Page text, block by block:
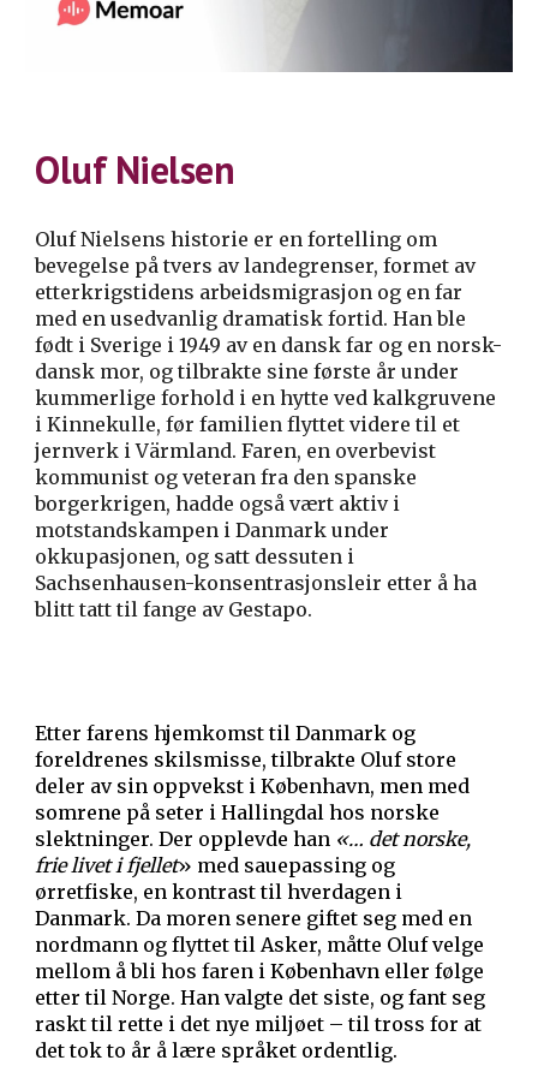
Oluf Nielsen
Oluf Nielsens historie er en fortelling om
bevegelse på tvers av landegrenser, formet av
etterkrigstidens arbeidsmigrasjon og en far
med en usedvanlig dramatisk fortid. Han ble
født i Sverige i 1949 av en dansk far og en norsk-
dansk mor, og tilbrakte sine første år under
kummerlige forhold i en hytte ved kalkgruvene
i Kinnekulle, før familien flyttet videre til et
jernverk i Värmland. Faren, en overbevist
kommunist og veteran fra den spanske
borgerkrigen, hadde også vært aktiv i
motstandskampen i Danmark under
okkupasjonen, og satt dessuten i
Sachsenhausen-konsentrasjonsleir etter å ha
blitt tatt til fange av Gestapo.
Etter farens hjemkomst til Danmark og
foreldrenes skilsmisse, tilbrakte Oluf store
deler av sin oppvekst i København, men med
somrene på seter i Hallingdal hos norske
slektninger. Der opplevde han «… det norske,
frie livet i fjellet» med sauepassing og
ørretfiske, en kontrast til hverdagen i
Danmark. Da moren senere giftet seg med en
nordmann og flyttet til Asker, måtte Oluf velge
mellom å bli hos faren i København eller følge
etter til Norge. Han valgte det siste, og fant seg
raskt til rette i det nye miljøet – til tross for at
det tok to år å lære språket ordentlig.